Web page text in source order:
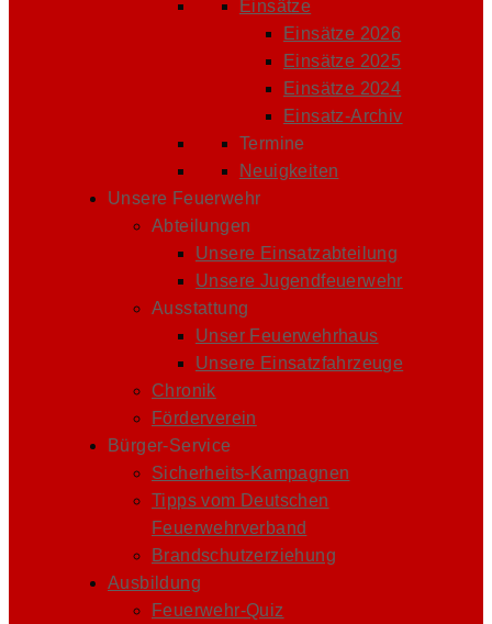
Einsätze
Einsätze 2026
Einsätze 2025
Einsätze 2024
Einsatz-Archiv
Termine
Neuigkeiten
Unsere Feuerwehr
Abteilungen
Unsere Einsatzabteilung
Unsere Jugendfeuerwehr
Ausstattung
Unser Feuerwehrhaus
Unsere Einsatzfahrzeuge
Chronik
Förderverein
Bürger-Service
Sicherheits-Kampagnen
Tipps vom Deutschen
Feuerwehrverband
Brandschutzerziehung
Ausbildung
Feuerwehr-Quiz